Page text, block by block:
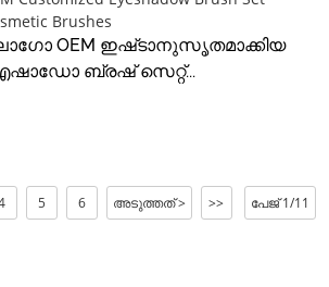
OEM ഇഷ്‌ടാനുസൃതമാക്കിയ
ബ്രഷ് സെറ്റ്...
5 6 അടുത്തത് > >> പേജ് 1/11